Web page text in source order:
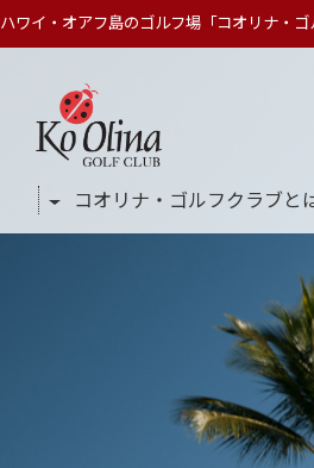
ハワイ・オアフ島のゴルフ場「コオリナ・
コオリナ・ゴルフクラブと